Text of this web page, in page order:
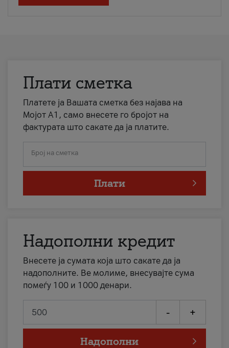
Плати сметка
Платете ја Вашата сметка без најава на
Мојот А1, само внесете го бројот на
фактурата што сакате да ја платите.
Број на сметка
Плати
Надополни кредит
Внесете ја сумата која што сакате да ја
надополните. Ве молиме, внесувајте сума
помеѓу 100 и 1000 денари.
- +
Надополни